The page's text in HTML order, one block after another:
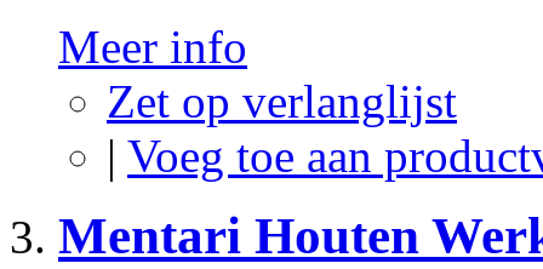
Meer info
Zet op verlanglijst
| Voeg toe aan
Mentari Houten